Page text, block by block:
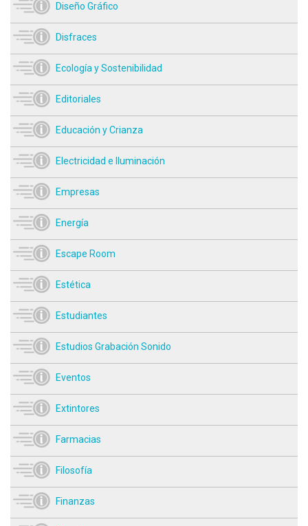
Diseño Gráfico
Disfraces
Ecología y Sostenibilidad
Editoriales
Educación y Crianza
Electricidad e Iluminación
Empresas
Energía
Escape Room
Estética
Estudiantes
Estudios Grabación Sonido
Eventos
Extintores
Farmacias
Filosofía
Finanzas